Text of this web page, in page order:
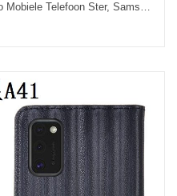
Samsung Galaxy S41 Hoesje Folio Mobiele Telefoon Ster, Samsung Galaxy S41 Hoesje Bescherming Hoes